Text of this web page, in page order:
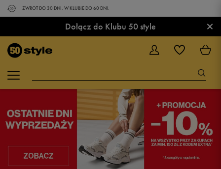
ZWROT DO 30 DNI. W KLUBIE DO 60 DNI.
Dołącz do Klubu 50 style ×